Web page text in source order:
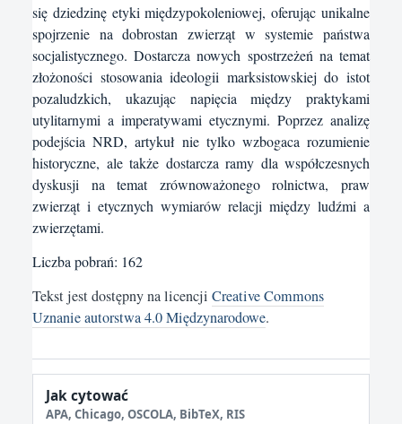
się dziedzinę etyki międzypokoleniowej, oferując unikalne
spojrzenie na dobrostan zwierząt w systemie państwa
socjalistycznego. Dostarcza nowych spostrzeżeń na temat
złożoności stosowania ideologii marksistowskiej do istot
pozaludzkich, ukazując napięcia między praktykami
utylitarnymi a imperatywami etycznymi. Poprzez analizę
podejścia NRD, artykuł nie tylko wzbogaca rozumienie
historyczne, ale także dostarcza ramy dla współczesnych
dyskusji na temat zrównoważonego rolnictwa, praw
zwierząt i etycznych wymiarów relacji między ludźmi a
zwierzętami.
Liczba pobrań: 162
Tekst jest dostępny na licencji Creative Commons
Uznanie autorstwa 4.0 Międzynarodowe.
Jak cytować
APA, Chicago, OSCOLA, BibTeX, RIS